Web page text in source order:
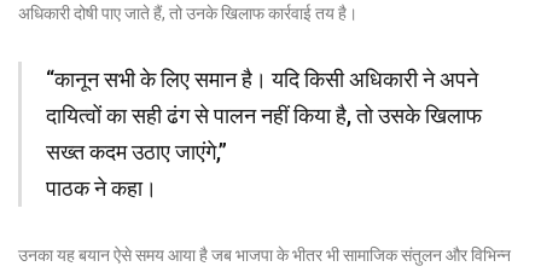
अधिकारी दोषी पाए जाते हैं, तो उनके खिलाफ कार्रवाई तय है।
“कानून सभी के लिए समान है। यदि किसी अधिकारी ने अपने
दायित्वों का सही ढंग से पालन नहीं किया है, तो उसके खिलाफ
सख्त कदम उठाए जाएंगे,”
पाठक ने कहा।
उनका यह बयान ऐसे समय आया है जब भाजपा के भीतर भी सामाजिक संतुलन और विभिन्न